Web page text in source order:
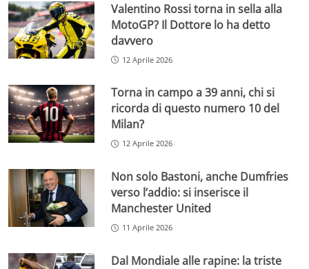
Valentino Rossi torna in sella alla
MotoGP? Il Dottore lo ha detto
davvero
12 Aprile 2026
Torna in campo a 39 anni, chi si
ricorda di questo numero 10 del
Milan?
12 Aprile 2026
Non solo Bastoni, anche Dumfries
verso l’addio: si inserisce il
Manchester United
11 Aprile 2026
Dal Mondiale alle rapine: la triste